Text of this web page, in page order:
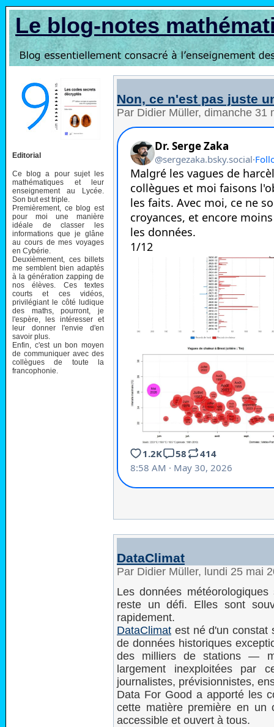
Le blog-notes
Editorial
Ce blog a pour sujet les
mathématiques et leur
enseignement au Lycée.
Son but est triple.
Premièrement, ce blog est
pour moi une manière
idéale de classer les
informations que je glâne
au cours de mes voyages
en Cybérie.
Deuxièmement, ces billets
me semblent bien adaptés
à la génération zapping de
nos élèves. Ces textes
courts et ces vidéos,
privilégiant le côté ludique
des maths, pourront, je
l'espère, les intéresser et
leur donner l'envie d'en
savoir plus.
Enfin, c'est un bon moyen
de communiquer avec des
collègues de toute la
francophonie.
Non, ce n'est pas juste
Par Didier Müller, dimanche 31
DataClimat
Par Didier Müller, lundi 25 mai
Les données
reste un défi. Elles sont
rapidement.
DataClimat est né d'un constat
de données historiques
des milliers de stations —
largement inexploitées
journalistes, prévisionnistes,
Data For Good a apporté les
cette matière première en un
accessible et ouvert à tous.